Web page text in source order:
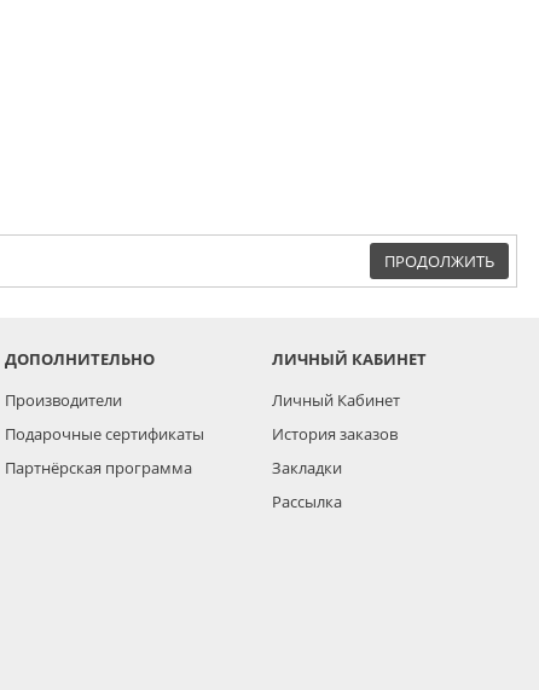
ПРОДОЛЖИТЬ
ДОПОЛНИТЕЛЬНО
Производители
Подарочные сертификаты
Партнёрская программа
ЛИЧНЫЙ КАБИНЕТ
Личный Кабинет
История заказов
Закладки
Рассылка